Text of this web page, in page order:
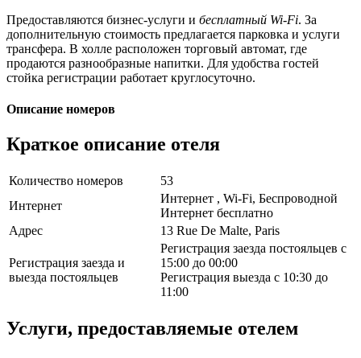
Предоставляются бизнес-услуги и бесплатный Wi-Fi. За
дополнительную стоимость предлагается парковка и услуги
трансфера. В холле расположен торговый автомат, где
продаются разнообразные напитки. Для удобства гостей
стойка регистрации работает круглосуточно.
Описание номеров
Краткое описание отеля
Количество номеров
53
Интернет
Интернет , Wi-Fi, Беспроводной
Интернет бесплатно
Адрес
13 Rue De Malte, Paris
Регистрация заезда и
выезда постояльцев
Регистрация заезда постояльцев с
15:00 до 00:00
Регистрация выезда с 10:30 до
11:00
Услуги, предоставляемые отелем